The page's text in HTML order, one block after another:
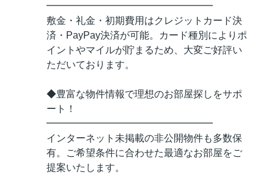
━━━━━━━━━━━━━━━━━
敷金・礼金・初期費用はクレジットカード決
済・PayPay決済が可能。カード種別によりポ
イントやマイルが貯まるため、大変ご好評い
ただいております。
◆豊富な物件情報で理想のお部屋探しをサポ
ート！
━━━━━━━━━━━━━━━━━
インターネット未掲載の非公開物件も多数保
有。ご希望条件に合わせた最適なお部屋をご
提案いたします。